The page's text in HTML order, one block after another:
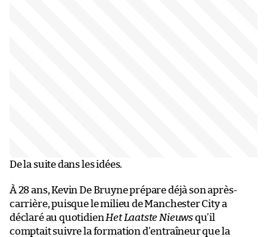
De la suite dans les idées.
À 28 ans, Kevin De Bruyne prépare déjà son après-
carrière, puisque le milieu de Manchester City a
déclaré au quotidien Het Laatste Nieuwsqu’il
comptait suivre la formation d’entraîneur que la